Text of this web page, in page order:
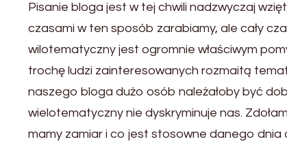
Pisanie bloga jest w tej chwili nadzwyczaj
czasami w ten sposób zarabiamy, ale cały
wilotematyczny jest ogromnie właściwym
trochę ludzi zainteresowanych rozmaitą
naszego bloga dużo osób należałoby być
wielotematyczny nie dyskryminuje nas.
mamy zamiar i co jest stosowne danego dnia